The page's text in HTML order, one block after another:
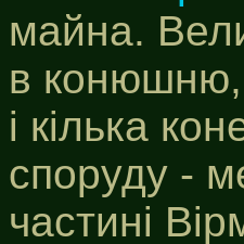
майна.
в конюшню,
і кілька
споруду -
частині